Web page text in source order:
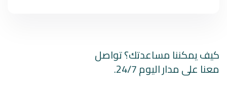
كيف يمكننا مساعدتك؟ تواصل
معنا على مدار اليوم 24/7.